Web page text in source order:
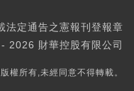
法定通告之憲報刊登報章
財華控股有限公司
權所有,未經同意不得轉載。